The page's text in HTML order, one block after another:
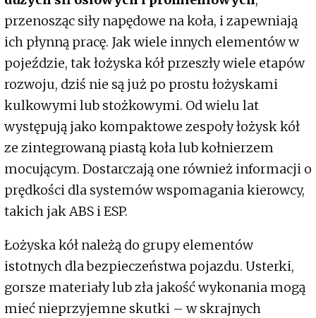
przenosząc siły napędowe na koła, i zapewniają
ich płynną pracę. Jak wiele innych elementów w
pojeździe, tak łożyska kół przeszły wiele etapów
rozwoju, dziś nie są już po prostu łożyskami
kulkowymi lub stożkowymi. Od wielu lat
występują jako kompaktowe zespoły łożysk kół
ze zintegrowaną piastą koła lub kołnierzem
mocującym. Dostarczają one również informacji o
prędkości dla systemów wspomagania kierowcy,
takich jak ABS i ESP.
Łożyska kół należą do grupy elementów
istotnych dla bezpieczeństwa pojazdu. Usterki,
gorsze materiały lub zła jakość wykonania mogą
mieć nieprzyjemne skutki – w skrajnych